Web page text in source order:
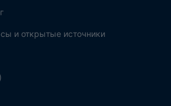
и открытые источники